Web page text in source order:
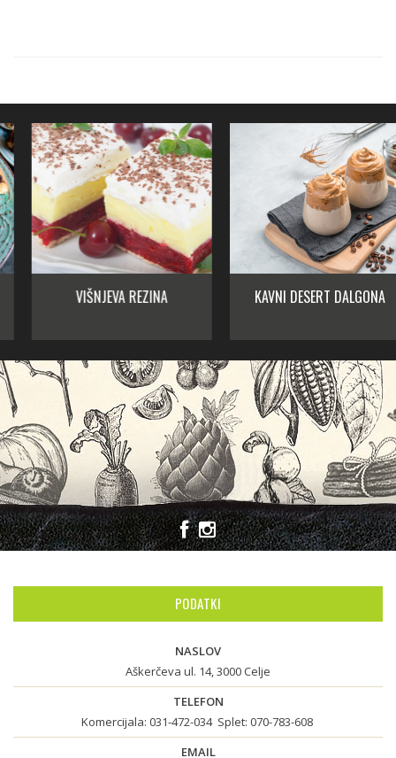
VIŠNJEVA REZINA KAVNI DESERT DALGONA
PODATKI
NASLOV
Aškerčeva ul. 14, 3000 Celje
TELEFON
Komercijala: 031-472-034Splet: 070-783-608
EMAIL